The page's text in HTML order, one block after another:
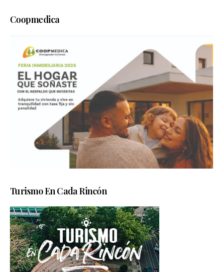
Coopmedica
Turismo En Cada Rincón